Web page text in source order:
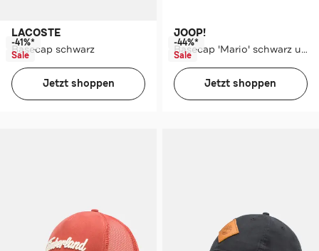
LACOSTE
Basecap schwarz
-41%*
Sale
Jetzt shoppen
JOOP!
Basecap 'Mario' schwarz unisex
-44%*
Sale
Jetzt shoppen